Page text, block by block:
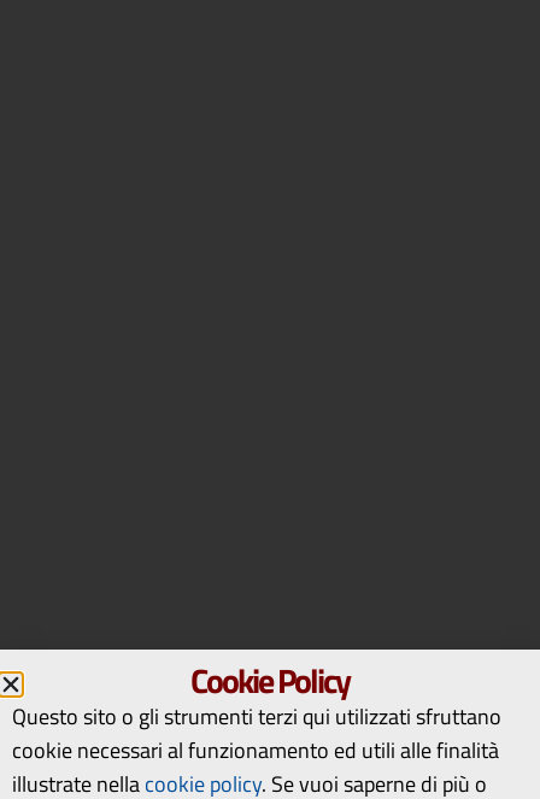
Cookie Policy
Questo sito o gli strumenti terzi qui utilizzati sfruttano
cookie necessari al funzionamento ed utili alle finalità
illustrate nellacookie policy. Se vuoi saperne di più o